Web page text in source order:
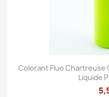
Colorant Fluo Chartreuse
Liquide